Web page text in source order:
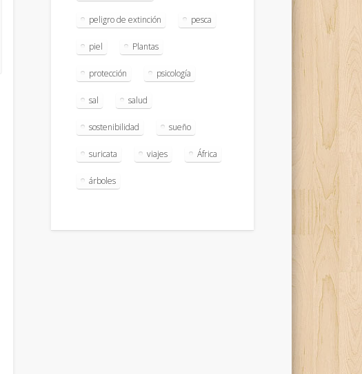
peligro de extinción pesca
piel Plantas
protección psicología
sal salud
sostenibilidad sueño
suricata viajes África
árboles